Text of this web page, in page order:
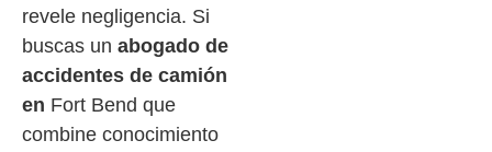
revele negligencia. Si
buscas un abogado de
accidentes de camión
en Fort Bend que
combine conocimiento